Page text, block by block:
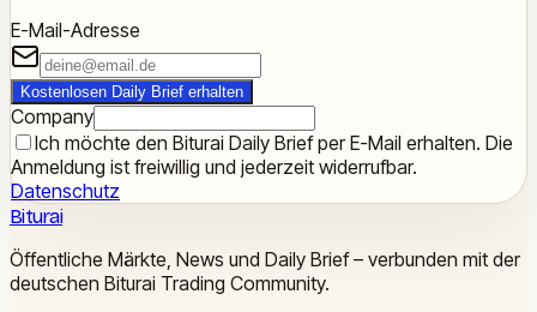
E-Mail-Adresse
Kostenlosen Daily Brief erhalten
Company
Ich möchte den Biturai Daily Brief per E-Mail erhalten. Die
Anmeldung ist freiwillig und jederzeit widerrufbar.
Datenschutz
Biturai
Öffentliche Märkte, News und Daily Brief – verbunden mit der
deutschen Biturai Trading Community.